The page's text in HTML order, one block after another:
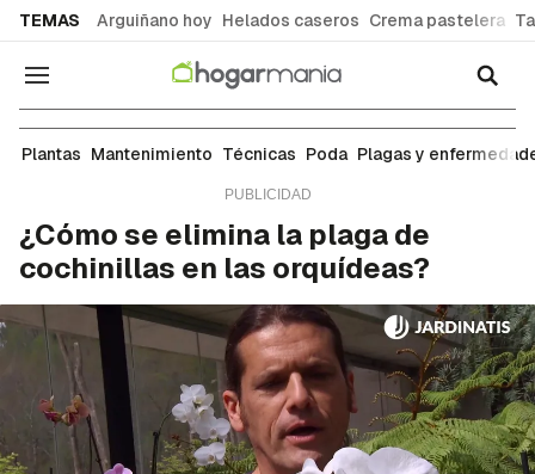
TEMAS Arguiñano hoy Helados caseros Crema pastelera
Navegación
Plagas y enfermedades
Plantas Mantenimiento Técnicas Poda Plagas y
¿Cómo se elimina la plaga de
cochinillas en las orquídeas?